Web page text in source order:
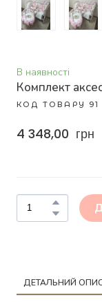
В наявності
Комплект
КОД ТОВАРУ 91
4 348,00  грн
ДЕТАЛЬНИЙ